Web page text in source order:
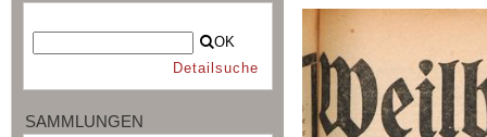
OK
Detailsuche
SAMMLUNGEN